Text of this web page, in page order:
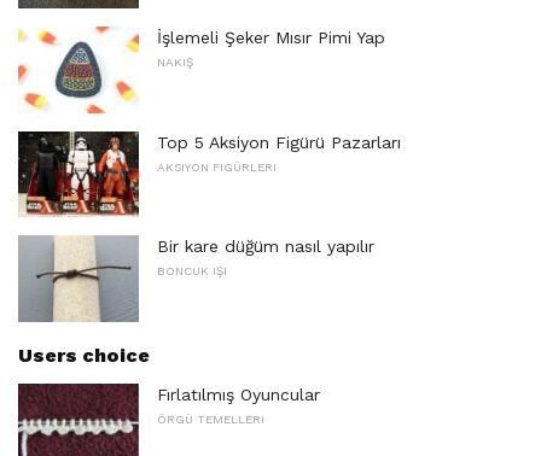
İşlemeli Şeker Mısır Pimi Yap
NAKIŞ
Top 5 Aksiyon Figürü Pazarları
AKSIYON FIGÜRLERI
Bir kare düğüm nasıl yapılır
BONCUK IŞI
Users choice
Fırlatılmış Oyuncular
ÖRGÜ TEMELLERI